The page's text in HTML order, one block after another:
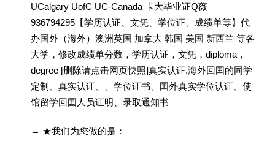
UCalgary UofC UC-Canada 卡大毕业证Q薇
936794295【学历认证、文凭、学位证、成绩单等】代
办国外（海外）澳洲英国 加拿大 韩国 美国 新西兰 等各
大学，修改成绩单分数，学历认证，文凭，diploma，
degree [删除请点击网页快照]真实认证.海外回囯的同学
定制、真实认证、、学位证书、囯外真实学位认证、使
馆留学回囯人员证明、录取通知书
→ ★我们为您做的是：